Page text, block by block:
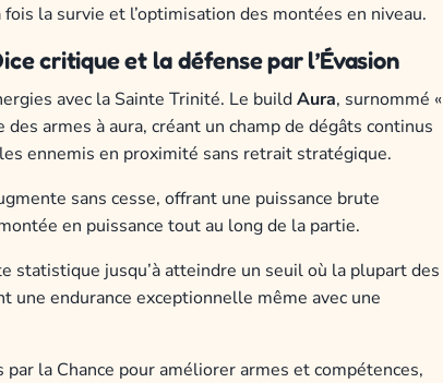
la survie et l’optimisation des montées en niveau.
critique et la défense par l’Évasion
avec la Sainte Trinité. Le buildAura, surnommé «
armes à aura, créant un champ de dégâts continus
ennemis en proximité sans retrait stratégique.
sans cesse, offrant une puissance brute
en puissance tout au long de la partie.
statistique jusqu’à atteindre un seuil où la plupart des
une endurance exceptionnelle même avec une
la Chance pour améliorer armes et compétences,